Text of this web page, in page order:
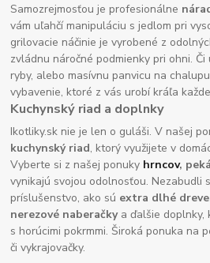
Samozrejmosťou je profesionálne
vám uľahčí manipuláciu s jedlom pri
grilovacie náčinie je vyrobené z
zvládnu náročné podmienky pri ohni.
ryby, alebo masívnu panvicu na
vybavenie, ktoré z vás urobí kráľa
Kuchynský riad a doplnky
Ikotliky.sk nie je len o guláši. V našej
kuchynský riad, ktorý využijete v
Vyberte si z našej ponuky hrncov,
vynikajú svojou odolnosťou. Nezabudli
príslušenstvo, ako sú extra dlhé
nerezové naberačkya ďalšie doplnky,
s horúcimi pokrmmi. Široká ponuka na
či vykrajovačky.